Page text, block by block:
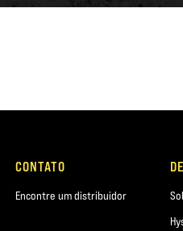
CONTATO
Encontre um distribuidor